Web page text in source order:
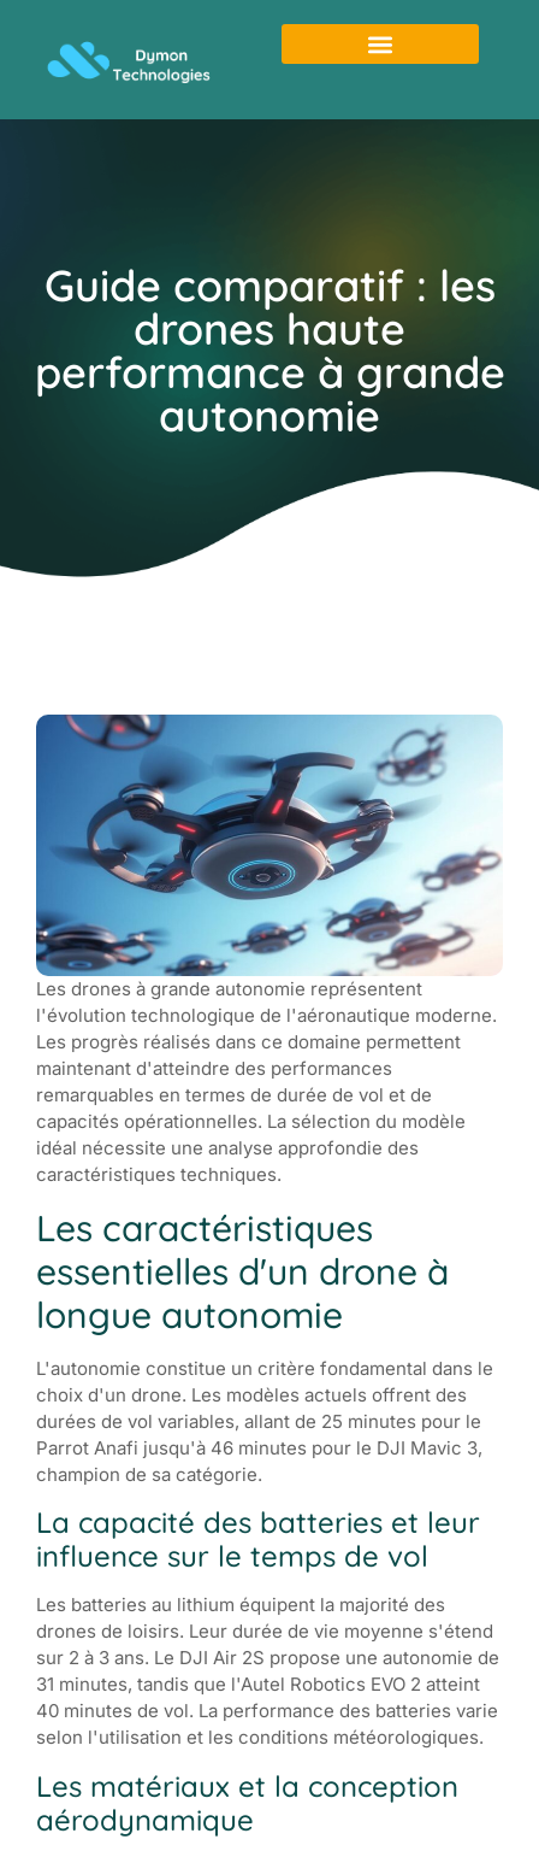
Guide comparatif : les
drones haute
performance à grande
autonomie
Les drones à grande autonomie représentent
l'évolution technologique de l'aéronautique moderne.
Les progrès réalisés dans ce domaine permettent
maintenant d'atteindre des performances
remarquables en termes de durée de vol et de
capacités opérationnelles. La sélection du modèle
idéal nécessite une analyse approfondie des
caractéristiques techniques.
Les caractéristiques
essentielles d'un drone à
longue autonomie
L'autonomie constitue un critère fondamental dans le
choix d'un drone. Les modèles actuels offrent des
durées de vol variables, allant de 25 minutes pour le
Parrot Anafi jusqu'à 46 minutes pour le DJI Mavic 3,
champion de sa catégorie.
La capacité des batteries et leur
influence sur le temps de vol
Les batteries au lithium équipent la majorité des
drones de loisirs. Leur durée de vie moyenne s'étend
sur 2 à 3 ans. Le DJI Air 2S propose une autonomie de
31 minutes, tandis que l'Autel Robotics EVO 2 atteint
40 minutes de vol. La performance des batteries varie
selon l'utilisation et les conditions météorologiques.
Les matériaux et la conception
aérodynamique